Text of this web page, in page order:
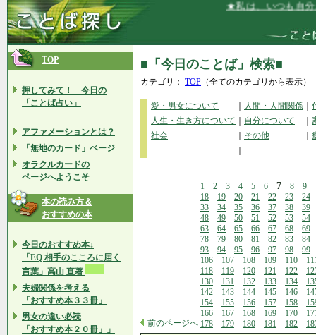
★私は、いつも自分が
TOP
押してみて！ 今日の
「ことば占い」
アファメーションとは？
「無地のカード」ページ
オラクルカードの
ページへようこそ
本の読み方＆
おすすめの本
今日のおすすめ本↓
「EQ 相手のこころに届く
言葉」高山 直著
夫婦関係を考える
「おすすめ本３３冊」
男女の違い必読
「おすすめ本２０冊」」
■「今日のことば」検索■
カテゴリ： TOP （全てのカテゴリから表示）
愛・男女について 人間・人間関係
人生・生き方について
自分について
社会
その他
前のページへ
1 2 3 4 5 6 7 8 9
18
19 20 21 22 23
24
33
34 35 36 37 38
39
48
49 50 51 52 53
54
63
64 65 66 67 68
69
78
79 80 81 82 83
84
93
94 95 96 97 98
99
106
107 108 109 110
118
119 120 121 122
130
131 132 133 134
142
143 144 145 146
154
155 156 157 158
166
167 168 169 170
178
179 180 181 182